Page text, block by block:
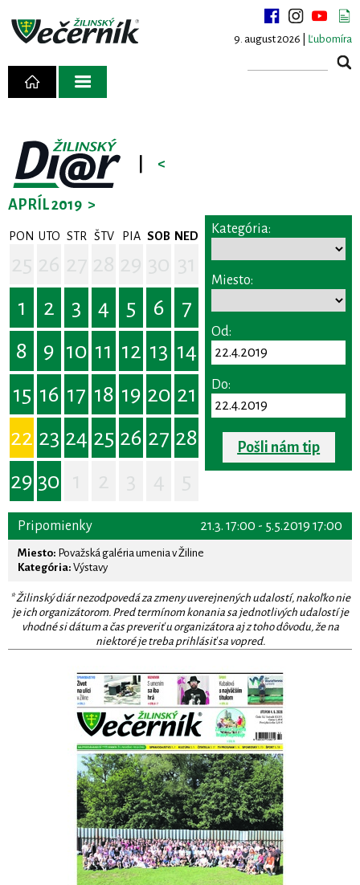
9. august 2026 | Ľubomíra
<
APRÍL 2019 >
PON UTO STR ŠTV PIA SOB NED
1
2 3 4 5 6
7
8
9 10 11 12 13 14
15 16 17 18 19 20 21
22 23 24 25 26 27 28
29 30
Kategória:
Miesto:
Od:
Do:
Pošli nám tip
21.3. 17:00 - 5.5.2019 17:00
Pripomienky
Miesto: Považská galéria umenia v Žiline
Kategória: Výstavy
* Žilinský diár nezodpovedá za zmeny uverejnených udalostí, nakoľko nie
je ich organizátorom. Pred termínom konania sa jednotlivých udalostí je
vhodné si dátum a čas preveriť u organizátora aj z toho dôvodu, že na
niektoré je treba prihlásiť sa vopred.